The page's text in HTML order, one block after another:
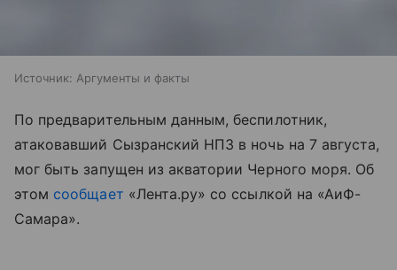
Источник: Аргументы и факты
По предварительным данным, беспилотник,
атаковавший Сызранский НПЗ в ночь на 7 августа,
мог быть запущен из акватории Черного моря. Об
этом сообщает «Лента.ру» со ссылкой на «АиФ-
Самара».